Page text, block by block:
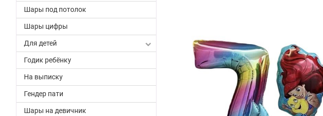
Шары под потолок
Шары цифры
Для детей
Годик ребёнку
На выписку
Гендер пати
Шары на девичник